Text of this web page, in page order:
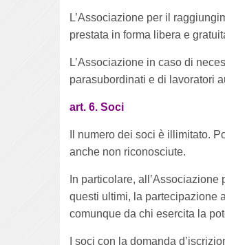
L’Associazione per il
prestata in forma libera e
L’Associazione in caso di
parasubordinati e di lavoratori
art. 6. Soci
Il numero dei soci è illimitato.
anche non riconosciute.
In particolare,
questi ultimi, la partecipazione
comunque da chi esercita la
I soci con la domanda